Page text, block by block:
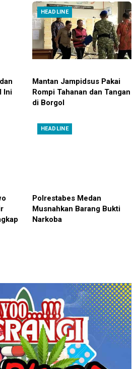
Ini
HEADLINE
Mantan Jampidsus Pakai
Rompi Tahanan dan Tangan
di Borgol
HEADLINE
Polrestabes Medan
Musnahkan Barang Bukti
Narkoba